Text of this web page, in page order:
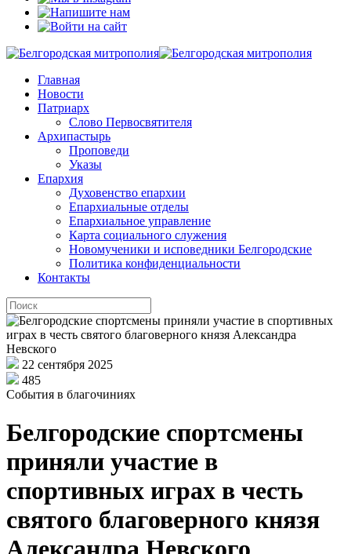
Главная
Новости
Патриарх
Слово Первосвятителя
Архипастырь
Проповеди
Указы
Епархия
Духовенство епархии
Епархиальные отделы
Епархиальное управление
Карта социального служения
Новомученики и исповедники Белгородские
Политика конфиденциальности
Контакты
22 сентября 2025
485
События в благочиниях
Белгородские спортсмены
приняли участие в
спортивных играх в честь
святого благоверного князя